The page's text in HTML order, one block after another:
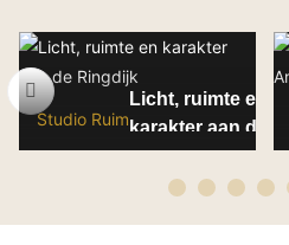
Behang / Wandtextiel
Natuursteen en keramiek
Leer
Studio Ruim
Licht, ruimte en
karakter aan de
Ringdijk